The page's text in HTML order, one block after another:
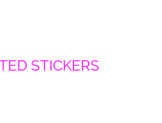
STICKERS